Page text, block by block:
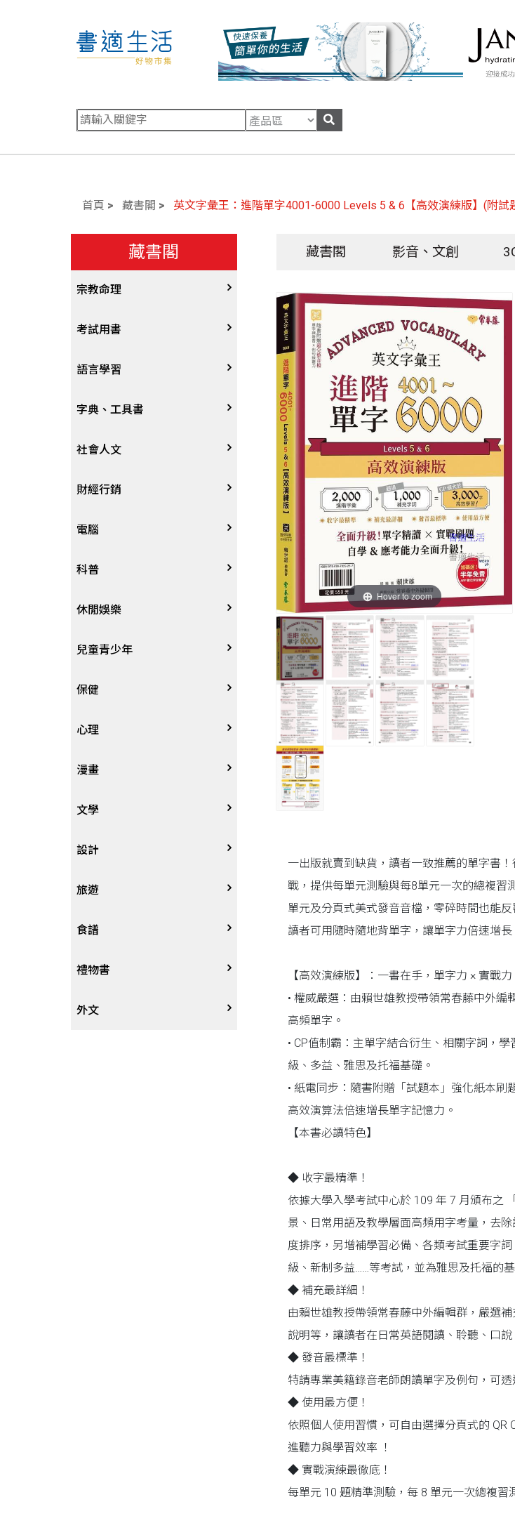
首頁 藏書閣 英文字彙王：進階單字4001-6000 Levels 5 & 6【高效演練版】(附
藏書閣
宗教命理
宗教
星象星座命理
考試用書
四技二專大學
國考、檢定
留學考試
學習法/考試方法
國中小參考書
語言學習
英語/美語
日語
韓語
歐語
東南亞語
閩南語/台語
其他語言
中文
字典、工具書
字辭典
百科、圖鑑
地圖集
其他工具書
社會人文
社會學、人文思想
法律
政治
軍事
哲學
歷史地理
歷史人物傳記
兩岸國際
財經行銷
行銷廣告
談判溝通
電子商務&趨勢
生涯規劃
經營管理、成功學
商學、經濟學
投資理財
人物傳記
職場工作術
電腦
軟體
硬體
技能檢定
電玩攻略
其他
科普
大自然動植物
天文地理
物理化學
科普
數學
航空
休閒娛樂
體育運動
音樂、樂譜
繪畫/書法
攝影
電影
棋藝桌遊
寵物
時尚、瘦身、芳療
戲劇、舞蹈
動腦解謎
兒童青少年
0~3歲
4~8歲
8~12歲
12~18歲
遊戲書
英語書
教育教養
保健
家庭、親子
疾病養生
醫療人文
心理
心理學
勵志成長
人際關係
生老病死
漫畫
漫畫
圖文繪本
限制級漫畫
文學
中文文學
中文詩詞
武俠小說
奇幻恐佈小說
推理小說
設計
藝術設計
居家佈置
建築工藝
園藝
旅遊
台灣
中港澳
日韓
食譜
中式
西式
禮物書
外文
藏書閣 影音、文創
Hover to zoom
一出版就賣到缺貨，讀者一致推薦的單字書
戰，提供每單元測驗與每8單元一次的總複習
單元及分頁式美式發音音檔，零碎時間也能
讀者可用隨時隨地背單字，讓單字力倍速增長
【高效演練版】：一書在手，單字力 × 實戰力
• 權威嚴選：由賴世雄教授帶領常春藤中外
高頻單字。
• CP值制霸：主單字結合衍生、相關字詞，
級、多益、雅思及托福基礎。
• 紙電同步：隨書附贈「試題本」強化紙本刷
高效演算法倍速增長單字記憶力。
【本書必讀特色】
◆ 收字最精準！
依據大學入學考試中心於 109 年 7 月頒布之
景、日常用語及教學層面高頻用字考量，去
度排序，另增補學習必備、各類考試重要字
級、新制多益……等考試，並為雅思及托福的
◆ 補充最詳細！
由賴世雄教授帶領常春藤中外編輯群，嚴選
說明等，讓讀者在日常英語閱讀、聆聽、口
◆ 發音最標準！
特請專業美籍錄音老師朗讀單字及例句，可
◆ 使用最方便！
依照個人使用習慣，可自由選擇分頁式的
進聽力與學習效率 ！
◆ 實戰演練最徹底！
每單元 10 題精準測驗，每 8 單元一次總複